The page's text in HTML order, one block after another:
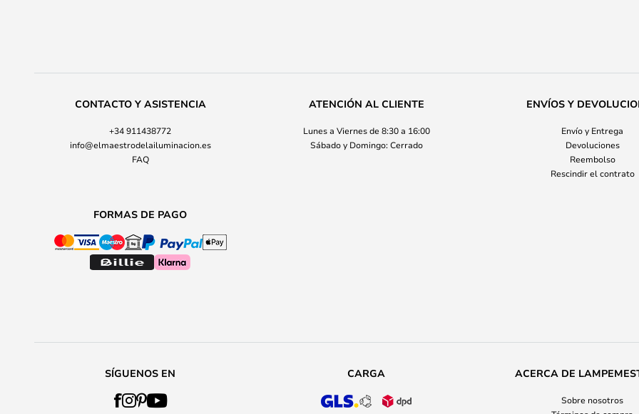
CONTACTO Y ASISTENCIA
+34 911438772
info@elmaestrodelailuminacion.es
FAQ
ATENCIÓN AL CLIENTE
Lunes a Viernes de 8:30 a 16:00
Sábado y Domingo: Cerrado
ENVÍOS Y
Envío y Entrega
Devoluciones
Reembolso
Rescindir el contrato
FORMAS DE PAGO
SÍGUENOS EN CARGA ACERCA DE
Sobre nosotros